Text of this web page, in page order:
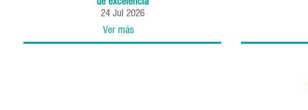
de excelencia
24 Jul 2026
Ver más